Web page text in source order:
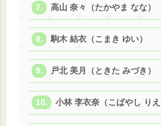
高山 奈々（たかやま なな）
駒木 結衣（こまき ゆい）
戸北 美月（ときた みづき）
小林 李衣奈（こばやし りえ